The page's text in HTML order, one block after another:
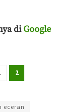
diGoogle
2
eceran